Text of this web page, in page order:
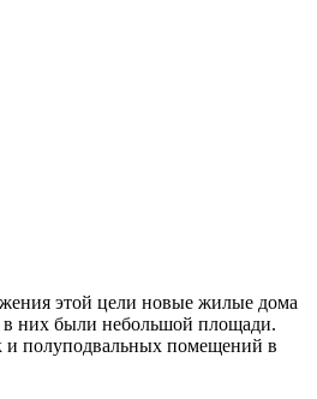
этой цели новые жилые дома
в них были небольшой площади.
и полуподвальных помещений в